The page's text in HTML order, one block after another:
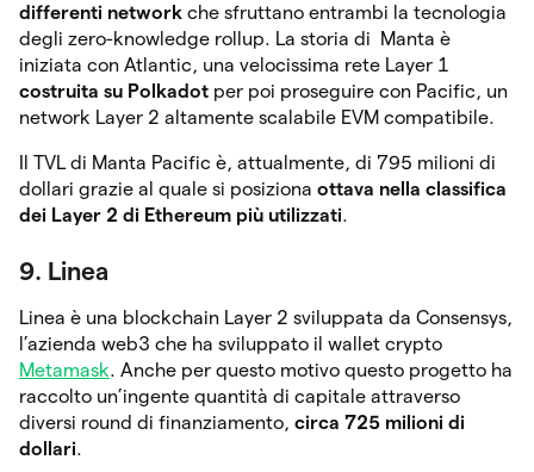
differenti network che sfruttano entrambi la tecnologia
degli zero-knowledge rollup. La storia di Manta è
iniziata con Atlantic, una velocissima rete Layer 1
costruita su Polkadot per poi proseguire con Pacific, un
network Layer 2 altamente scalabile EVM compatibile.
Il TVL di Manta Pacific è, attualmente, di 795 milioni di
dollari grazie al quale si posiziona ottava nella classifica
dei Layer 2 di Ethereum più utilizzati.
9. Linea
Linea è una blockchain Layer 2 sviluppata da Consensys,
l’azienda web3 che ha sviluppato il wallet crypto
Metamask. Anche per questo motivo questo progetto ha
raccolto un’ingente quantità di capitale attraverso
diversi round di finanziamento, circa 725 milioni di
dollari.